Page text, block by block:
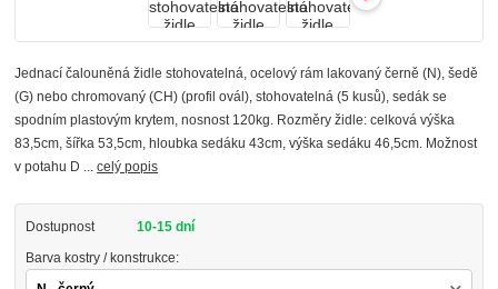
Jednací čalouněná židle stohovatelná, ocelový rám lakovaný černě (N), šedě
(G) nebo chromovaný (CH) (profil ovál), stohovatelná (5 kusů), sedák se
spodním plastovým krytem, nosnost 120kg. Rozměry židle: celková výška
83,5cm, šířka 53,5cm, hloubka sedáku 43cm, výška sedáku 46,5cm. Možnost
v potahu D ...celý popis
Dostupnost 10-15 dní
Barva kostry / konstrukce: